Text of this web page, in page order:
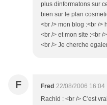
plus dinformatons sur
bien sur le plan
<br /> mon blog :<br />
<br /> et mon site :<br /
<br /> Je cherche
F Fred 22/08/2006 16:04
Rachid : <br /> C'est